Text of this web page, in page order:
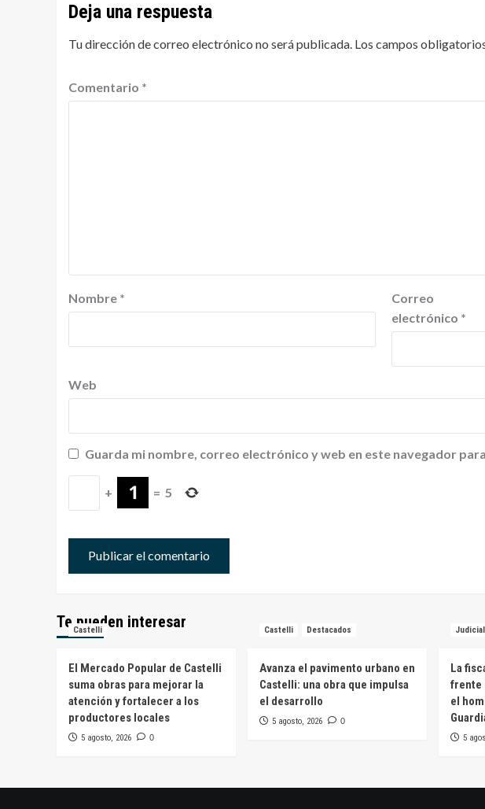
Deja una respuesta
Tu dirección de correo electrónico no será publicada. Los campos
Comentario *
Nombre *
Correo
electrónico *
Web
Guarda mi nombre, correo electrónico y web en este navegador
+ = 5
Te pueden interesar
Castelli
El Mercado Popular de Castelli
suma obras para mejorar la
atención y fortalecer a los
productores locales
5 agosto, 2026 0
Castelli Destacados
Avanza el pavimento urbano en
Castelli: una obra que impulsa
el desarrollo
5 agosto, 2026 0
La
frente
el
5